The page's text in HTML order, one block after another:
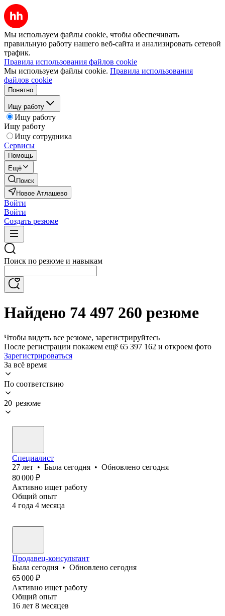
Мы используем файлы cookie, чтобы обеспечивать
правильную работу нашего веб-сайта и анализировать сетевой
трафик.
Правила использования файлов cookie
Мы используем файлы cookie. Правила использования
файлов cookie
Понятно
Ищу работу
Ищу работу
Ищу работу
Ищу сотрудника
Сервисы
Помощь
Ещё
Поиск
Новое Атлашево
Войти
Войти
Создать резюме
Поиск по резюме и навыкам
Найдено 74 497 260 резюме
Чтобы видеть все резюме, зарегистрируйтесь
После регистрации покажем ещё 65 397 162 и откроем фото
Зарегистрироваться
За всё время
По соответствию
20 резюме
Специалист
27 лет • Была сегодня • Обновлено сегодня
80 000 ₽
Активно ищет работу
Общий опыт
4 года 4 месяца
Продавец-консультант
Была сегодня • Обновлено сегодня
65 000 ₽
Активно ищет работу
Общий опыт
16 лет 8 месяцев